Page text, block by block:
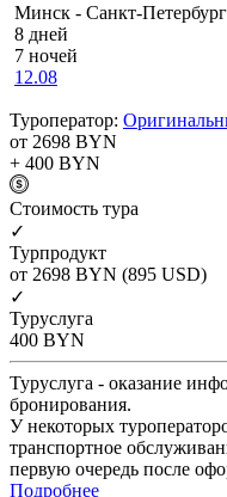
Минск - Санкт-
8 дней
7 ночей
12.08
Туроператор:
от 2698 BYN
+ 400 BYN
Cтоимость тура
✓
Турпродукт
от 2698 BYN (895 USD)
✓
Туруслуга
400 BYN
Туруслуга - оказание
бронирования.
У некоторых
транспортное
первую очередь после
Подробнее